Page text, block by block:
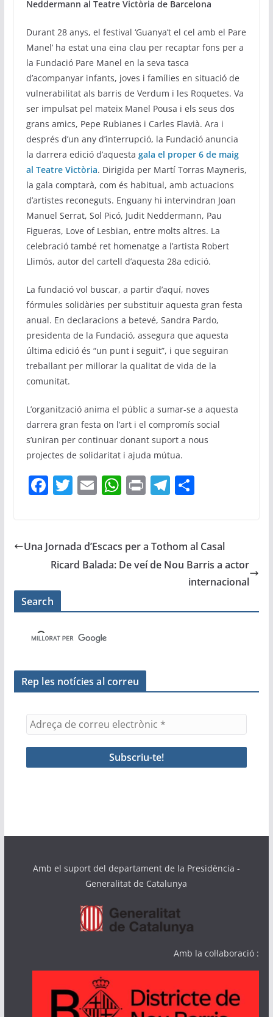
Neddermann al Teatre Victòria de Barcelona
Durant 28 anys, el festival ‘Guanya’t el cel amb el Pare
Manel’ ha estat una eina clau per recaptar fons per a
la Fundació Pare Manel en la seva tasca
d’acompanyar infants, joves i famílies en situació de
vulnerabilitat als barris de Verdum i les Roquetes. Va
ser impulsat pel mateix Manel Pousa i els seus dos
grans amics, Pepe Rubianes i Carles Flavià. Ara i
després d’un any d’interrupció, la Fundació anuncia
la darrera edició d’aquesta gala el proper 6 de maig
al Teatre Victòria. Dirigida per Martí Torras Mayneris,
la gala comptarà, com és habitual, amb actuacions
d’artistes reconeguts. Enguany hi intervindran Joan
Manuel Serrat, Sol Picó, Judit Neddermann, Pau
Figueras, Love of Lesbian, entre molts altres. La
celebració també ret homenatge a l’artista Robert
Llimós, autor del cartell d’aquesta 28a edició.
La fundació vol buscar, a partir d’aquí, noves
fórmules solidàries per substituir aquesta gran festa
anual. En declaracions a betevé, Sandra Pardo,
presidenta de la Fundació, assegura que aquesta
última edició és “un punt i seguit”, i que seguiran
treballant per millorar la qualitat de vida de la
comunitat.
L’organització anima el públic a sumar-se a aquesta
darrera gran festa on l’art i el compromís social
s’uniran per continuar donant suport a nous
projectes de solidaritat i ajuda mútua.
F
e
b
o
T
er
E
l
W
s
A
PrT
gr
a
C
p
ar
te
Una Jornada d’Escacs per a Tothom al Casal
Ricard Balada: De veí de Nou Barris a actor
internacional
Search
Rep les notícies al correu
Amb el suport del departament de la Presidència -
Generalitat de Catalunya
Amb la col·laboració :